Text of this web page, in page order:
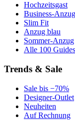
Hochzeitsgast
Business-Anzug
Slim Fit
Anzug blau
Sommer-Anzug
Alle 100
Trends & Sale
Sale bis −70%
Designer-Outlet
Neuheiten
Auf Rechnung